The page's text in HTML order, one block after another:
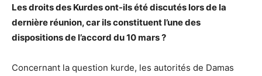
Les droits des Kurdes ont-ils été discutés lors de la
dernière réunion, car ils constituent l’une des
dispositions de l’accord du 10 mars ?
Concernant la question kurde, les autorités de Damas